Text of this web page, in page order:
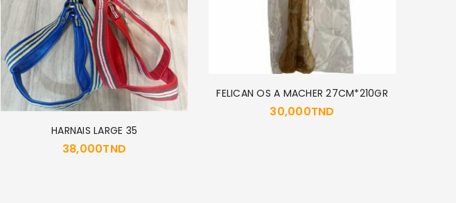
HARNAIS LARGE 35
38,000TND
FELICAN OS A MACHER 27CM*210GR
30,000TND